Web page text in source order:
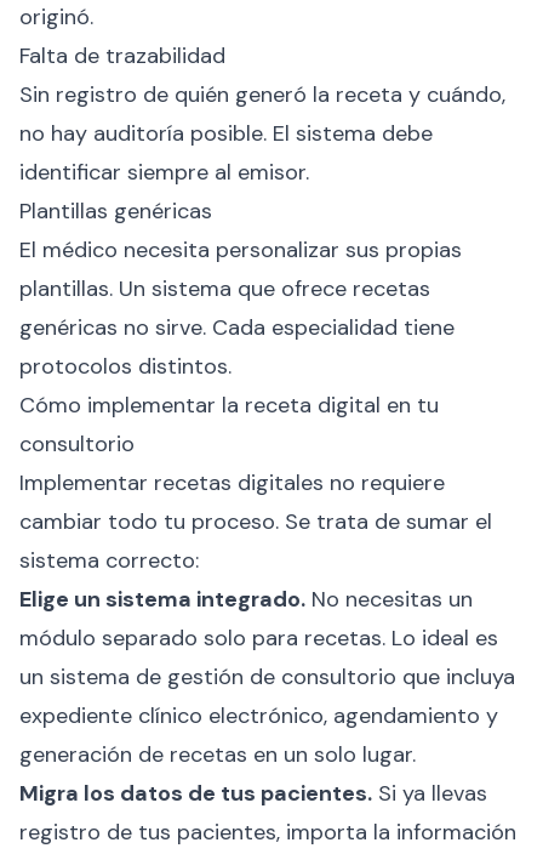
originó.
Falta de trazabilidad
Sin registro de quién generó la receta y cuándo,
no hay auditoría posible. El sistema debe
identificar siempre al emisor.
Plantillas genéricas
El médico necesita personalizar sus propias
plantillas. Un sistema que ofrece recetas
genéricas no sirve. Cada especialidad tiene
protocolos distintos.
Cómo implementar la receta digital en tu
consultorio
Implementar recetas digitales no requiere
cambiar todo tu proceso. Se trata de sumar el
sistema correcto:
Elige un sistema integrado. No necesitas un
módulo separado solo para recetas. Lo ideal es
un sistema de gestión de consultorio que incluya
expediente clínico electrónico, agendamiento y
generación de recetas en un solo lugar.
Migra los datos de tus pacientes. Si ya llevas
registro de tus pacientes, importa la información